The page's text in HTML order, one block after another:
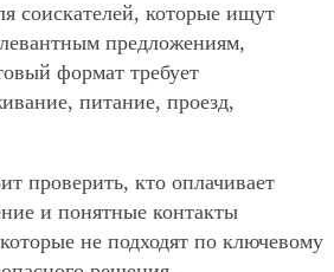
соискателей, которые ищут
предложениям,
формат требует
питание, проезд,
проверить, кто оплачивает
и понятные контакты
не подходят по ключевому